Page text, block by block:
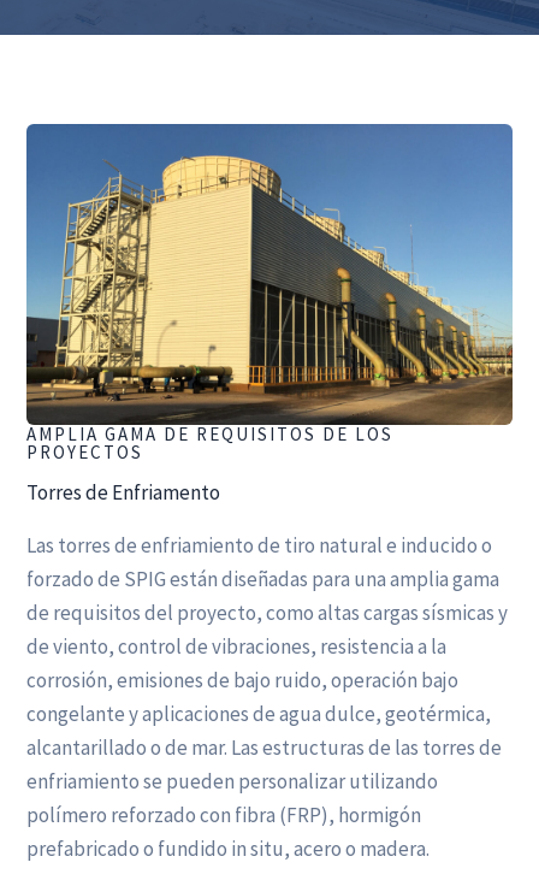
AMPLIA GAMA DE REQUISITOS DE LOS
PROYECTOS
Torres de Enfriamento
Las torres de enfriamiento de tiro natural e inducido o
forzado de SPIG están diseñadas para una amplia gama
de requisitos del proyecto, como altas cargas sísmicas y
de viento, control de vibraciones, resistencia a la
corrosión, emisiones de bajo ruido, operación bajo
congelante y aplicaciones de agua dulce, geotérmica,
alcantarillado o de mar. Las estructuras de las torres de
enfriamiento se pueden personalizar utilizando
polímero reforzado con fibra (FRP), hormigón
prefabricado o fundido in situ, acero o madera.